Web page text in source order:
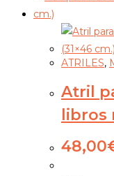
ATRILES,
Atril
libros
48,00